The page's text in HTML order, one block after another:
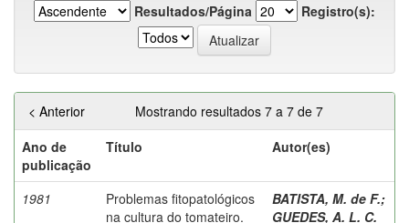
Resultados/Página
Registro(s):
Mostrando resultados 7 a 7 de 7
< Anterior
Ano de
publicação
Título Autor(es)
1981
Problemas fitopatológicos
na cultura do tomateiro.
BATISTA, M. de F.;
GUEDES, A. L. C.